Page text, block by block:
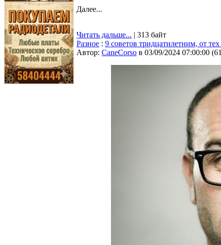
Далее...
Читать дальше... | 313 байт
Разное : 9 советов тридцатилетним, от
Автор: CaneCorso в 03/09/2024 07:00:00 (